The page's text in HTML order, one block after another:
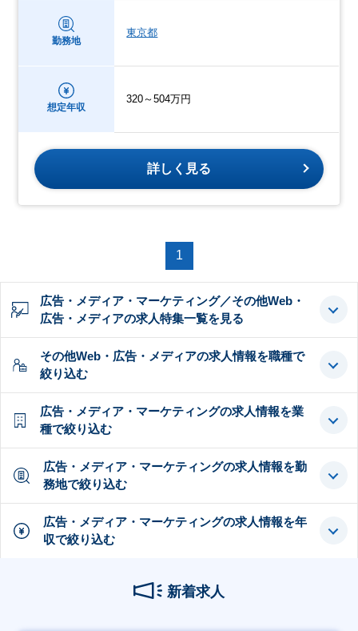
勤務地
東京都
想定年収
320～504万円
詳しく見る
1
広告・メディア・マーケティング／その他Web・
広告・メディアの求人特集一覧を見る
その他Web・広告・メディアの求人情報を職種で
絞り込む
広告・メディア・マーケティングの求人情報を業
種で絞り込む
広告・メディア・マーケティングの求人情報を勤
務地で絞り込む
広告・メディア・マーケティングの求人情報を年
収で絞り込む
新着求人